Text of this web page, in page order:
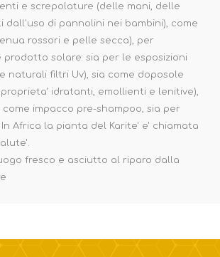
e screpolature (delle mani, delle
dall'uso di pannolini nei bambini), come
rossori e pelle secca), per
prodotto solare: sia per le esposizioni
naturali filtri Uv), sia come doposole
idratanti, emollienti e lenitive),
impacco pre-shampoo, sia per
Africa la pianta del Karite' e' chiamata
fresco e asciutto al riparo dalla